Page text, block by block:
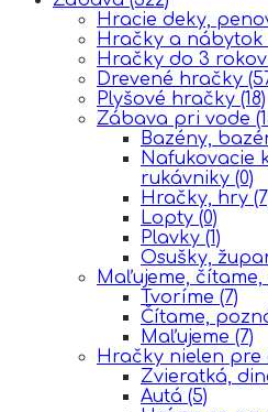
Hracie deky,
Hračky a
Hračky do 3 rokov
Drevené hračky
Plyšové hračky (18)
Zábava pri vode
Bazény,
Nafukovacie
rukávniky (0)
Hračky, hry
Lopty (0)
Plavky (1)
Osušky,
Maľujeme,
Tvoríme (7)
Čítame,
Maľujeme (7)
Hračky nielen pre
Zvieratká,
Autá (5)